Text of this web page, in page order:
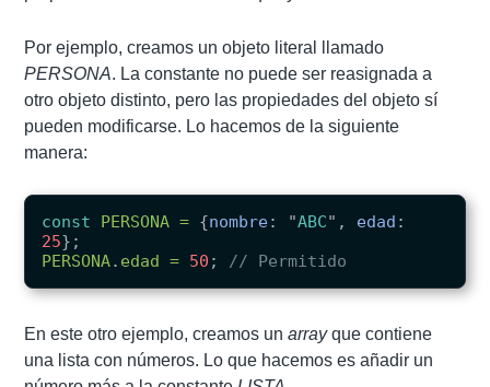
Por ejemplo, creamos un objeto literal llamado
PERSONA. La constante no puede ser reasignada a
otro objeto distinto, pero las propiedades del objeto sí
pueden modificarse. Lo hacemos de la siguiente
manera:
const PERSONA = {nombre: "ABC" , edad :
25};
PERSONA. edad = 50 ; // Permitido
En este otro ejemplo, creamos unarrayque contiene
una lista con números. Lo que hacemos es añadir un